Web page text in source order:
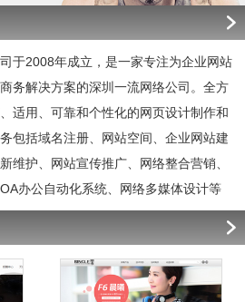
于2008年成立，是一家专注为企业网站
务解决方案的深圳一流网络公司。全方
适用、可靠和个性化的网页设计制作和
包括域名注册、网站空间、企业网站建
维护、网站宣传推广、网络整合营销、
办公自动化系统、网络多媒体设计等